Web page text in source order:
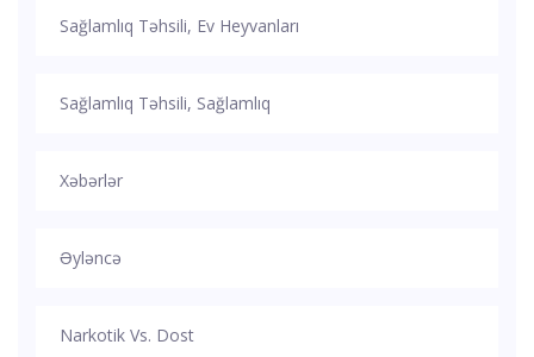
Sağlamlıq Təhsili, Ev Heyvanları
Sağlamlıq Təhsili, Sağlamlıq
Xəbərlər
Əyləncə
Narkotik Vs. Dost